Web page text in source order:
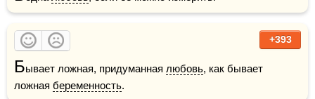
+393
Бывает ложная, придуманная любовь, как бывает
ложная беременность.